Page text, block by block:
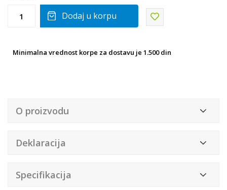
Dodaj u korpu
Minimalna vrednost korpe za dostavu je 1.500 din
O proizvodu
Deklaracija
Specifikacija